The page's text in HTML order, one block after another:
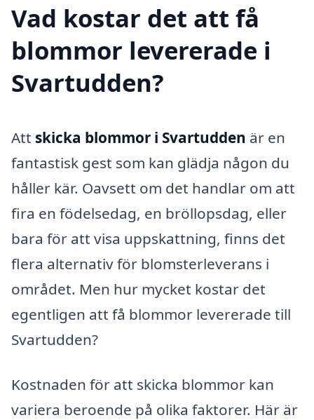
Vad kostar det att få
blommor levererade i
Svartudden?
Att skicka blommor i Svartudden är en
fantastisk gest som kan glädja någon du
håller kär. Oavsett om det handlar om att
fira en födelsedag, en bröllopsdag, eller
bara för att visa uppskattning, finns det
flera alternativ för blomsterleverans i
området. Men hur mycket kostar det
egentligen att få blommor levererade till
Svartudden?
Kostnaden för att skicka blommor kan
variera beroende på olika faktorer. Här är